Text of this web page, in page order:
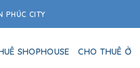
PHÚC CITY
SHOPHOUSE CHO THUÊ Ở